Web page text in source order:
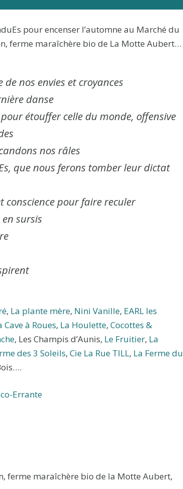
pour encenser l’automne au Marché du
ferme maraîchère bio de La Motte Aubert…
de nos envies et croyances
danse
étouffer celle du monde, offensive
nos râles
que nous ferons tomber leur dictat
conscience pour faire reculer
en sursis
, La plante mère, Nini Vanille, EARL les
Cave à Roues, La Houlette, Cocottes &
, Les Champis d’Aunis, Le Fruitier, La
des 3 Soleils, Cie La Rue TILL, La Ferme du
Errante
ferme maraîchère bio de la Motte Aubert,